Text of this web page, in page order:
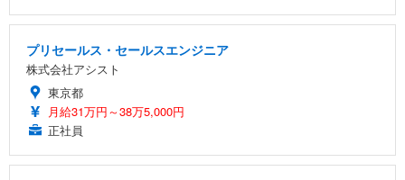
プリセールス・セールスエンジニア
株式会社アシスト
東京都
月給31万円～38万5,000円
正社員